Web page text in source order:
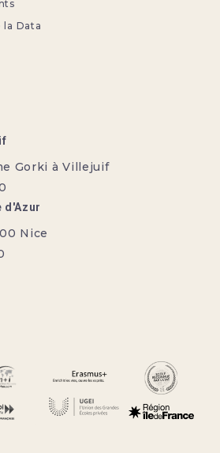
la Data
Gorki à Villejuif
d'Azur
Nice